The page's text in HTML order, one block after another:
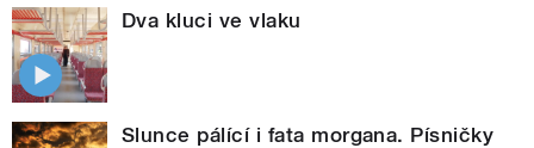
Dva kluci ve vlaku
Slunce pálící i fata morgana. Písničky